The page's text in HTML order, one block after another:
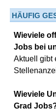
HÄUFIG
Wieviele
Jobs bei
Aktuell gibt
Wieviele
Grad